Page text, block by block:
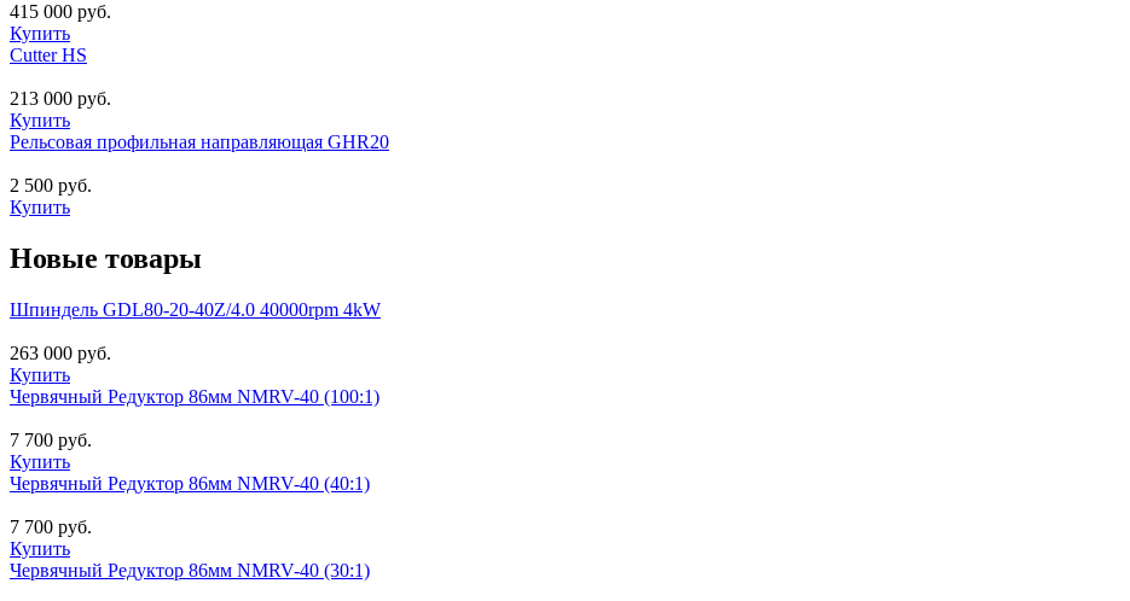
415 000 руб.
Купить
Cutter HS
213 000 руб.
Купить
Рельсовая профильная направляющая GHR20
2 500 руб.
Купить
Новые товары
Шпиндель GDL80-20-40Z/4.0 40000rpm 4kW
263 000 руб.
Купить
Червячный Редуктор 86мм NMRV-40 (100:1)
7 700 руб.
Купить
Червячный Редуктор 86мм NMRV-40 (40:1)
7 700 руб.
Купить
Червячный Редуктор 86мм NMRV-40 (30:1)